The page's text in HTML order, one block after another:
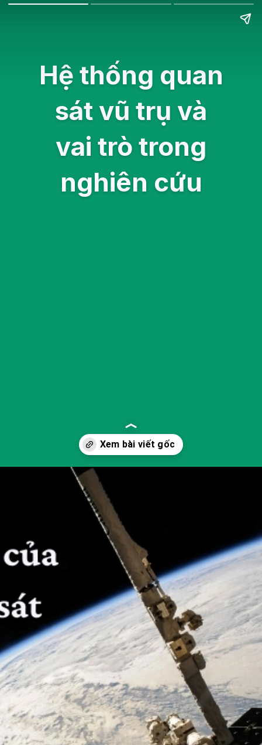
Hệ thống quan
sát vũ trụ và
vai trò trong
nghiên cứu